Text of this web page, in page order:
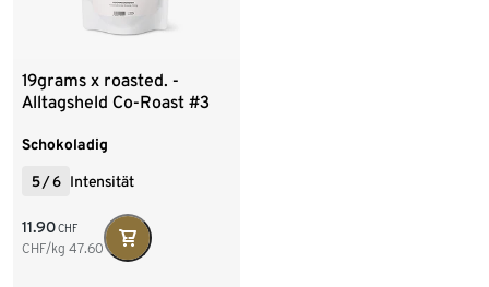
19grams x roasted. -
Alltagsheld Co-Roast #3
Bohne
Schokoladig
5 /6 Intensität
11.90CHF
CHF/kg 47.60